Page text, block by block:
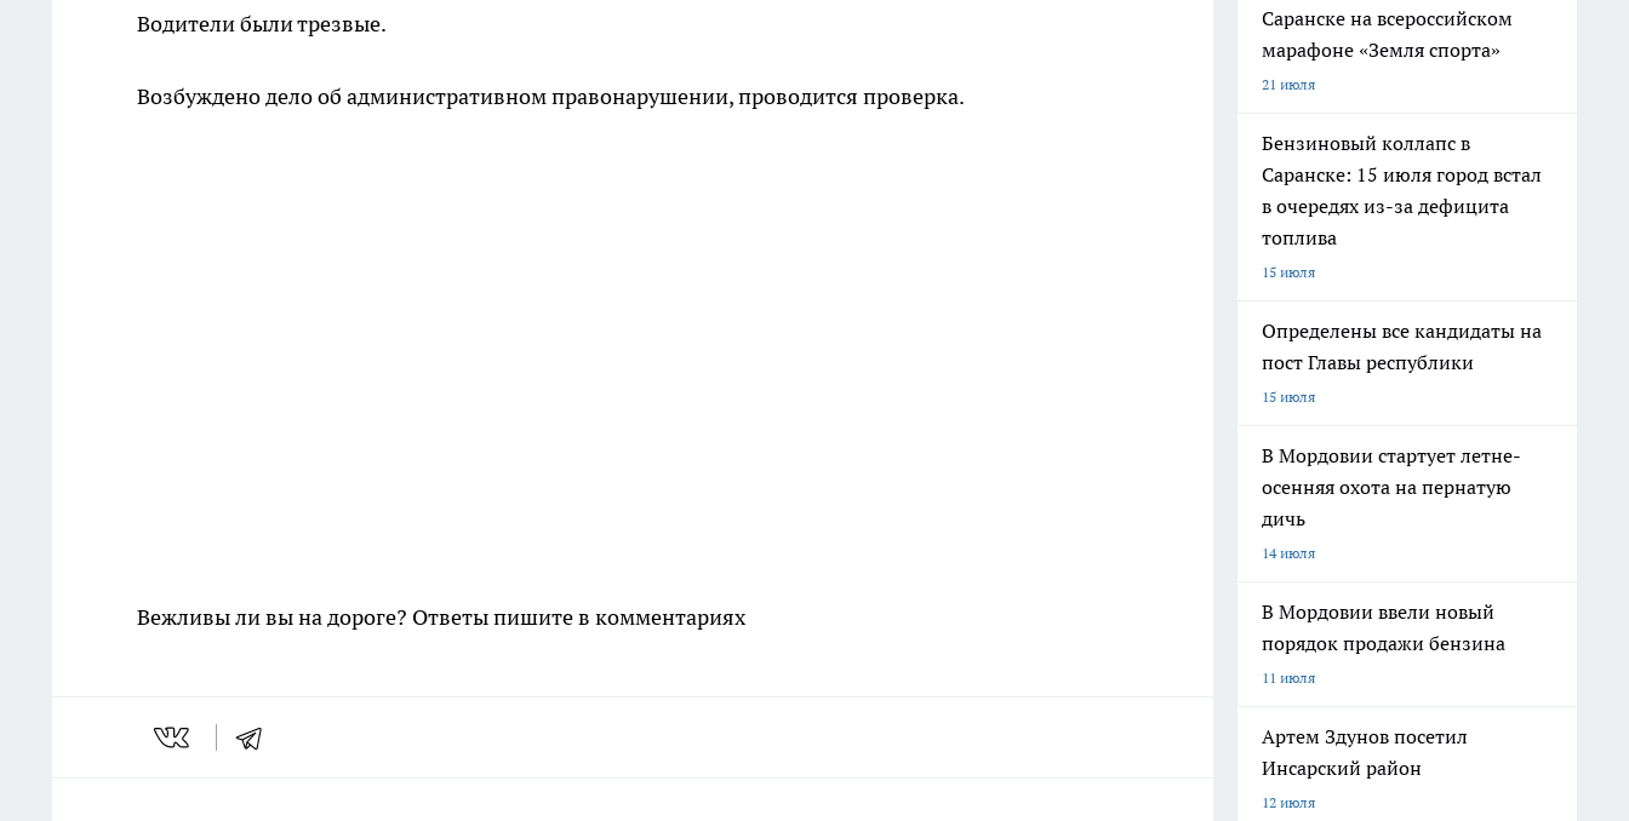
Водители были трезвые.
Возбуждено дело об административном правонарушении, проводится проверка.
Вежливы ли вы на дороге? Ответы пишите в комментариях
Саранске на всероссийском
марафоне «Земля спорта»
21 июля
Бензиновый коллапс в
Саранске: 15 июля город встал
в очередях из-за дефицита
топлива
15 июля
Определены все кандидаты на
пост Главы республики
15 июля
В Мордовии стартует летне-
осенняя охота на пернатую
дичь
14 июля
В Мордовии ввели новый
порядок продажи бензина
11 июля
Артем Здунов посетил
Инсарский район
12 июля